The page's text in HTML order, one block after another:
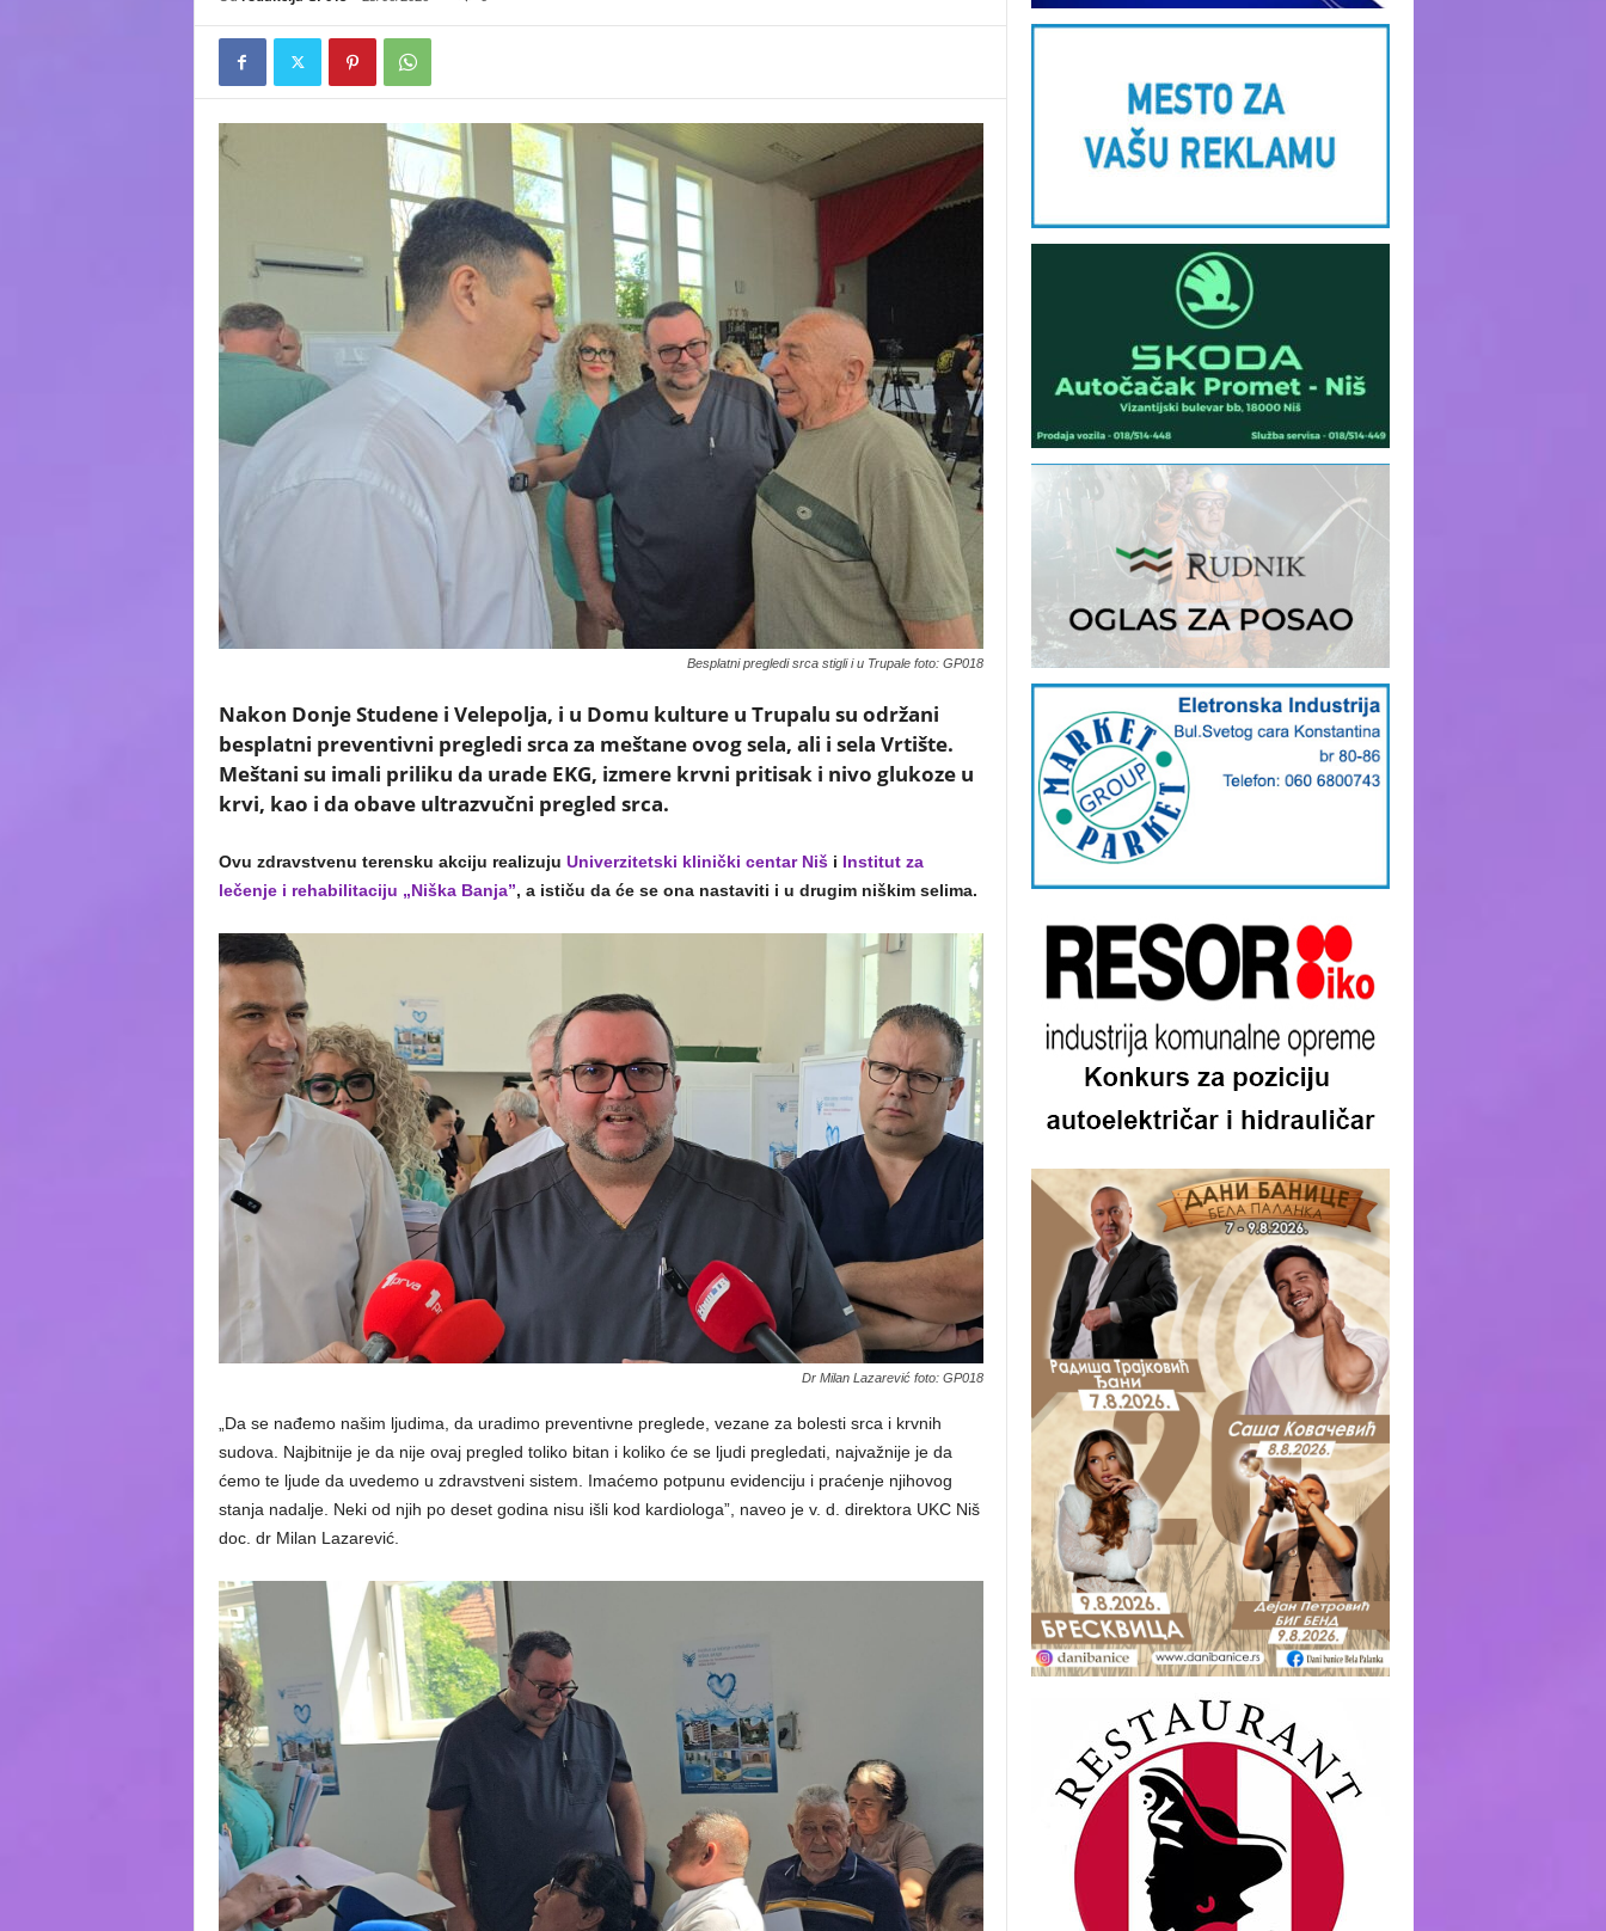
Besplatni pregledi srca stigli i u Trupale foto: GP018
Nakon Donje Studene i Velepolja, i u Domu kulture u Trupalu su održani
besplatni preventivni pregledi srca za meštane ovog sela, ali i sela Vrtište.
Meštani su imali priliku da urade EKG, izmere krvni pritisak i nivo glukoze u
krvi, kao i da obave ultrazvučni pregled srca.
Ovu zdravstvenu terensku akciju realizuju Univerzitetski klinički centar Niši Institut za
lečenje i rehabilitaciju „Niška Banja”, a ističu da će se ona nastaviti i u drugim niškim selima.
Dr Milan Lazarević foto: GP018
„Da se nađemo našim ljudima, da uradimo preventivne preglede, vezane za bolesti srca i krvnih
sudova. Najbitnije je da nije ovaj pregled toliko bitan i koliko će se ljudi pregledati, najvažnije je da
ćemo te ljude da uvedemo u zdravstveni sistem. Imaćemo potpunu evidenciju i praćenje njihovog
stanja nadalje. Neki od njih po deset godina nisu išli kod kardiologa”, naveo je v. d. direktora UKC Niš
doc. dr Milan Lazarević.